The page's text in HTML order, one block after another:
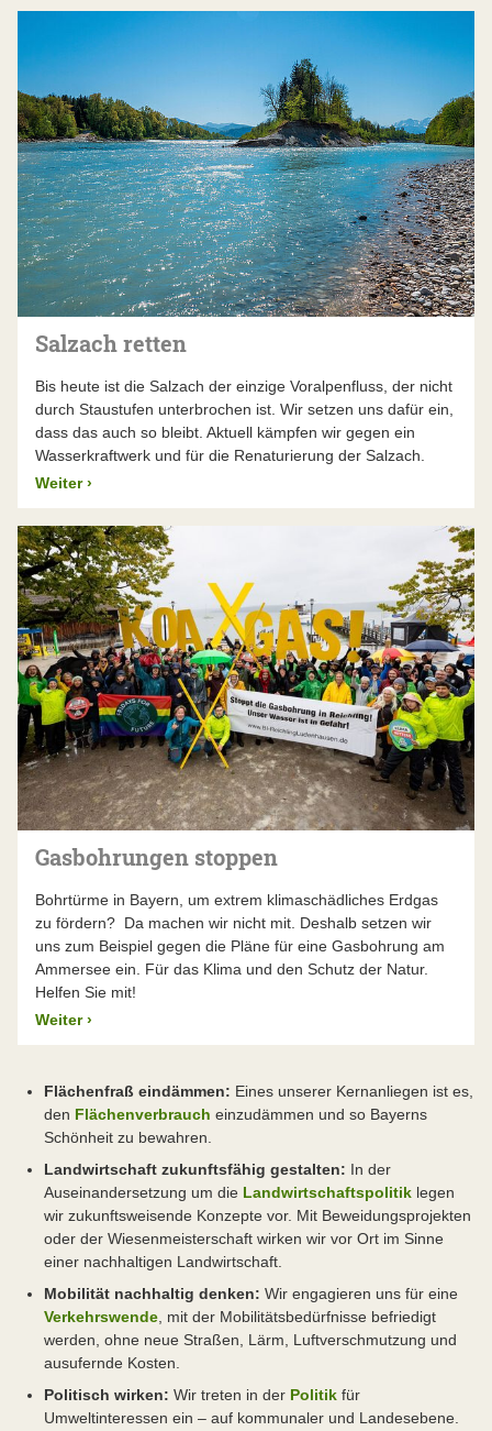
Salzach retten
Bis heute ist die Salzach der einzige Voralpenfluss, der nicht
durch Staustufen unterbrochen ist. Wir setzen uns dafür ein,
dass das auch so bleibt. Aktuell kämpfen wir gegen ein
Wasserkraftwerk und für die Renaturierung der Salzach.
Weiter ›
Gasbohrungen stoppen
Bohrtürme in Bayern, um extrem klimaschädliches Erdgas
zu fördern? Da machen wir nicht mit. Deshalb setzen wir
uns zum Beispiel gegen die Pläne für eine Gasbohrung am
Ammersee ein. Für das Klima und den Schutz der Natur.
Helfen Sie mit!
Weiter ›
Flächenfraß eindämmen: Eines unserer Kernanliegen ist es,
den Flächenverbrauch einzudämmen und so Bayerns
Schönheit zu bewahren.
Landwirtschaft zukunftsfähig gestalten: In der
Auseinandersetzung um die Landwirtschaftspolitik legen
wir zukunftsweisende Konzepte vor. Mit Beweidungsprojekten
oder der Wiesenmeisterschaft wirken wir vor Ort im Sinne
einer nachhaltigen Landwirtschaft.
Mobilität nachhaltig denken: Wir engagieren uns für eine
Verkehrswende, mit der Mobilitätsbedürfnisse befriedigt
werden, ohne neue Straßen, Lärm, Luftverschmutzung und
ausufernde Kosten.
Politisch wirken: Wir treten in der Politik für
Umweltinteressen ein – auf kommunaler und Landesebene.